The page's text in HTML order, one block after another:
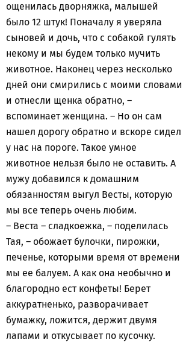
ощенилась дворняжка, малышей
было 12 штук! Поначалу я уверяла
сыновей и дочь, что с собакой гулять
некому и мы будем только мучить
животное. Наконец через несколько
дней они смирились с моими словами
и отнесли щенка обратно, –
вспоминает женщина. – Но он сам
нашел дорогу обратно и вскоре сидел
у нас на пороге. Такое умное
животное нельзя было не оставить. А
мужу добавился к домашним
обязанностям выгул Весты, которую
мы все теперь очень любим.
– Веста – сладкоежка, – поделилась
Тая, – обожает булочки, пирожки,
печенье, которыми время от времени
мы ее балуем. А как она необычно и
благородно ест конфеты! Берет
аккуратненько, разворачивает
бумажку, ложится, держит двумя
лапами и откусывает по кусочку.